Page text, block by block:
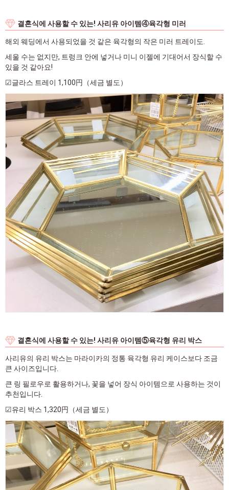
결혼식에 사용할 수 있는! 사리유 아이템④육각형 미러
해외 웨딩에서 사용되었을 것 같은 육각형의 작은 미러 트레이도.
세울 수는 없지만, 트렁크 안에 넣거나 미니 이젤에 기대어서 장식할 수
있을 것 같아요!
☑글라스 트레이 1,100円（세금 별도）
결혼식에 사용할 수 있는! 사리유 아이템⑤육각형 유리 박스
사리유의 유리 박스는 마라이카의 정통 육각형 유리 케이스보다 조금
큰 사이즈입니다.
큰 링 필로우로 활용하거나, 꽃을 넣어 장식 아이템으로 사용하는 것이
추천입니다.
☑유리 박스 1,320円（세금 별도）